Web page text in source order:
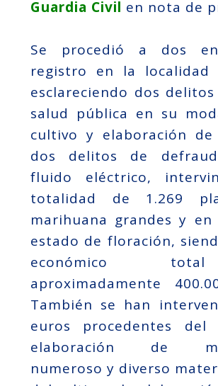
Guardia Civil en nota de
Se procedió a dos
registro en la localidad
esclareciendo dos
salud pública en su
cultivo y elaboración
dos delitos de
fluido eléctrico,
totalidad de 1.269
marihuana grandes y en
estado de floración,
económico
aproximadamente
También se han
euros procedentes
elaboración de
numeroso y diverso